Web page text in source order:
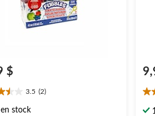
$
3.5 (2)
stock
2.0